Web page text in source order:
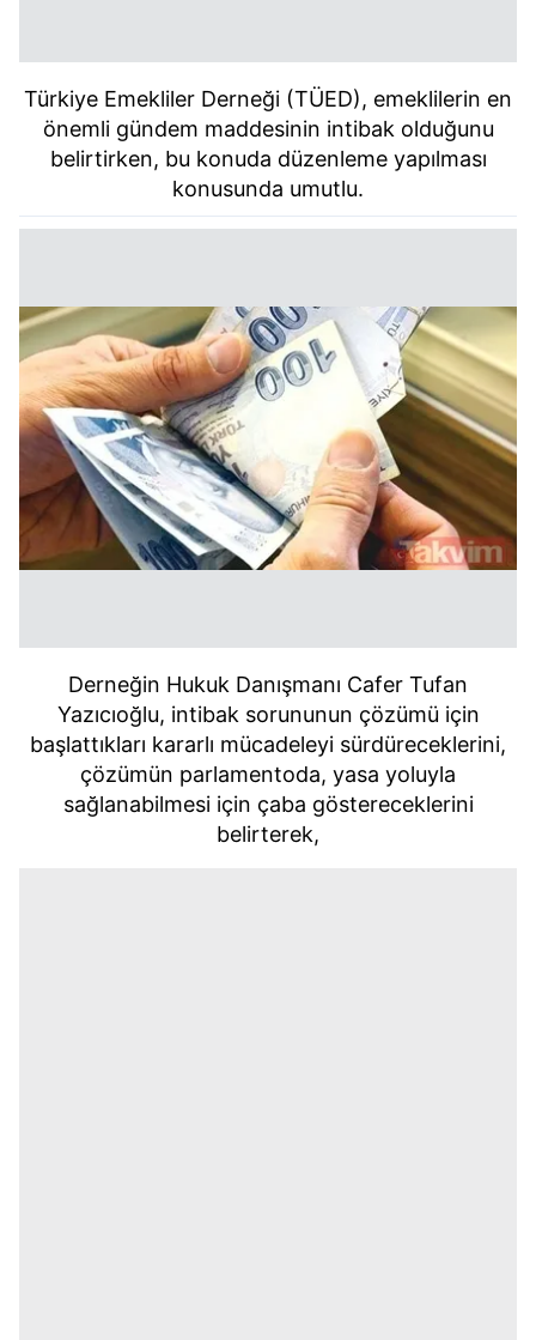
Türkiye Emekliler Derneği (TÜED), emeklilerin en
önemli gündem maddesinin intibak olduğunu
belirtirken, bu konuda düzenleme yapılması
konusunda umutlu.
Derneğin Hukuk Danışmanı Cafer Tufan
Yazıcıoğlu, intibak sorununun çözümü için
başlattıkları kararlı mücadeleyi sürdüreceklerini,
çözümün parlamentoda, yasa yoluyla
sağlanabilmesi için çaba göstereceklerini
belirterek,